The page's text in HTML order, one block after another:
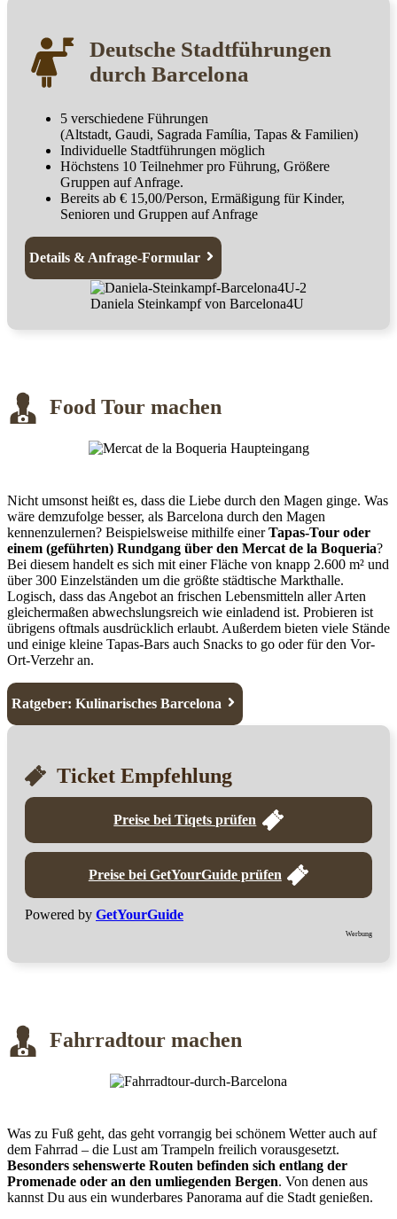
Deutsche Stadtführungen
durch Barcelona
5 verschiedene Führungen
(Altstadt, Gaudi, Sagrada Família, Tapas & Familien)
Individuelle Stadtführungen möglich
Höchstens 10 Teilnehmer pro Führung, Größere
Gruppen auf Anfrage.
Bereits ab € 15,00/Person, Ermäßigung für Kinder,
Senioren und Gruppen auf Anfrage
Details & Anfrage-Formular
Daniela Steinkampf von Barcelona4U
Food Tour machen
Nicht umsonst heißt es, dass die Liebe durch den Magen ginge. Was
wäre demzufolge besser, als Barcelona durch den Magen
kennenzulernen? Beispielsweise mithilfe einerTapas-Tour oder
einem (geführten) Rundgang über den Mercat de la Boqueria?
Bei diesem handelt es sich mit einer Fläche von knapp 2.600 m² und
über 300 Einzelständen um die größte städtische Markthalle.
Logisch, dass das Angebot an frischen Lebensmitteln aller Arten
gleichermaßen abwechslungsreich wie einladend ist. Probieren ist
übrigens oftmals ausdrücklich erlaubt. Außerdem bieten viele Stände
und einige kleine Tapas-Bars auch Snacks to go oder für den Vor-
Ort-Verzehr an.
Ratgeber: Kulinarisches Barcelona
Ticket Empfehlung
Preise bei Tiqets prüfen
Preise bei GetYourGuide prüfen
Powered by GetYourGuide
Werbung
Fahrradtour machen
Was zu Fuß geht, das geht vorrangig bei schönem Wetter auch auf
dem Fahrrad – die Lust am Trampeln freilich vorausgesetzt.
Besonders sehenswerte Routen befinden sich entlang der
Promenade oder an den umliegenden Bergen. Von denen aus
kannst Du aus ein wunderbares Panorama auf die Stadt genießen.